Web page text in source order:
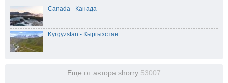
Canada - Канада
Kyrgyzstan - Кыргызстан
Еще от автора shorry 53007